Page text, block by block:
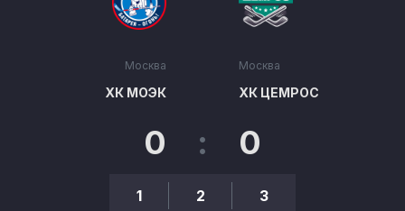
Москва
ХК МОЭК
0 : 0
1 2 3
Москва
ХК ЦЕМРОС